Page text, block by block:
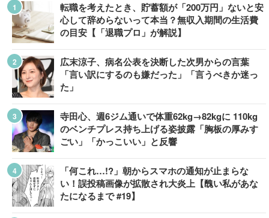
転職を考えたとき、貯蓄額が「200万円」ないと安
心して辞めらないって本当？無収入期間の生活費
の目安【「退職プロ」が解説】
広末涼子、病名公表を決断した次男からの言葉
「言い訳にするのも嫌だった」「言うべきか迷っ
た」
寺田心、週6ジム通いで体重62kg→82kgに 110kg
のベンチプレス持ち上げる姿披露「胸板の厚みす
ごい」「かっこいい」と反響
「何これ…!?」朝からスマホの通知が止まらな
い！誤投稿画像が拡散され大炎上【醜い私があな
たになるまで #19】